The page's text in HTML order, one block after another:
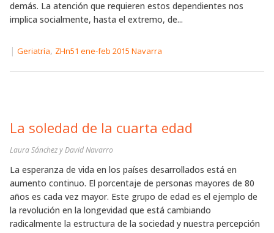
demás. La atención que requieren estos dependientes nos
implica socialmente, hasta el extremo, de...
| Geriatría, ZHn51 ene-feb 2015 Navarra
La soledad de la cuarta edad
Laura Sánchez y David Navarro
La esperanza de vida en los países desarrollados está en
aumento continuo. El porcentaje de personas mayores de 80
años es cada vez mayor. Este grupo de edad es el ejemplo de
la revolución en la longevidad que está cambiando
radicalmente la estructura de la sociedad y nuestra percepción